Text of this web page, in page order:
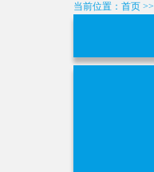
当前位置： 首页 >>